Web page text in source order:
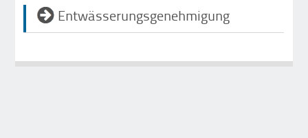
Entwässerungsgenehmigung